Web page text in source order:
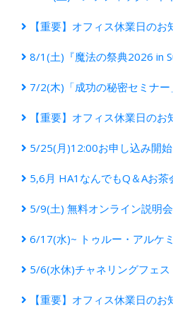
【重要】オフィス休業日の
8/1(土)『魔法の祭典2026 in
7/2(木)「成功の秘密セミナー
【重要】オフィス休業日の
5/25(月)12:00お申し込み開
5,6月 HA1なんでもQ＆Aお茶
5/9(土) 無料オンライン説明
6/17(水)~ トゥルー・アルケ
5/6(水休)チャネリングフェス
【重要】オフィス休業日の